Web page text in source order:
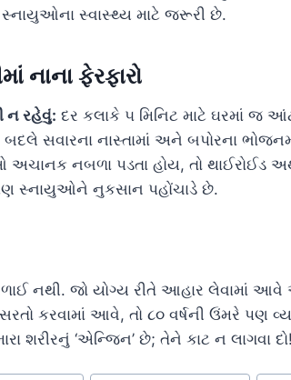
સ્વાસ્થ્ય માટે જરૂરી છે.
નાના ફેરફારો
ન રહેવું: દર કલાકે ૫ મિનિટ માટે ઘરમાં જ
બદલે સવારના નાસ્તામાં અને બપોરના
નબળા પડતા હોય, તો થાઈરોઈડ
સ્નાયુઓને નુકસાન પહોંચાડે છે.
નથી. જો યોગ્ય રીતે આહાર લેવામાં
કરવામાં આવે, તો ૮૦ વર્ષની ઉંમરે પણ
શરીરનું ‘એન્જિન’ છે; તેને કાટ ન લાગવા